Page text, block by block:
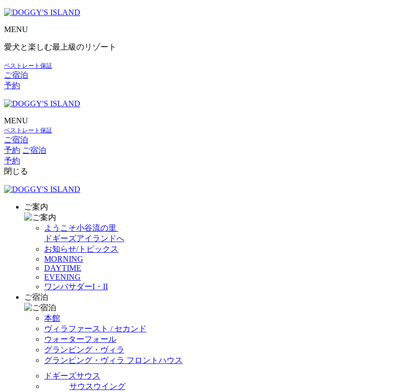
MENU
愛犬と楽しむ最上級のリゾート
ベストレート保証
ご宿泊
予約
MENU
ベストレート保証
ご宿泊
予約 ご宿泊
予約
閉じる
ご案内
ようこそ小谷流の里
ドギーズアイランドへ
お知らせ/トピックス
MORNING
DAYTIME
EVENING
ワンバサダーI・II
ご宿泊
本館
ヴィラファースト / セカンド
ウォーターフォール
グランピング・ヴィラ
グランピング・ヴィラ フロントハウス
ドギーズサウス
サウスウイング